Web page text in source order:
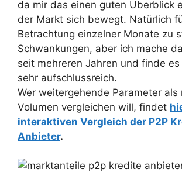
da mir das einen guten Überblick
der Markt sich bewegt. Natürlich
Betrachtung einzelner Monate zu
Schwankungen, aber ich mache
seit mehreren Jahren und finde
sehr aufschlussreich.
Wer weitergehende Parameter als
Volumen vergleichen will, findet
interaktiven Vergleich der P2P
Anbieter.